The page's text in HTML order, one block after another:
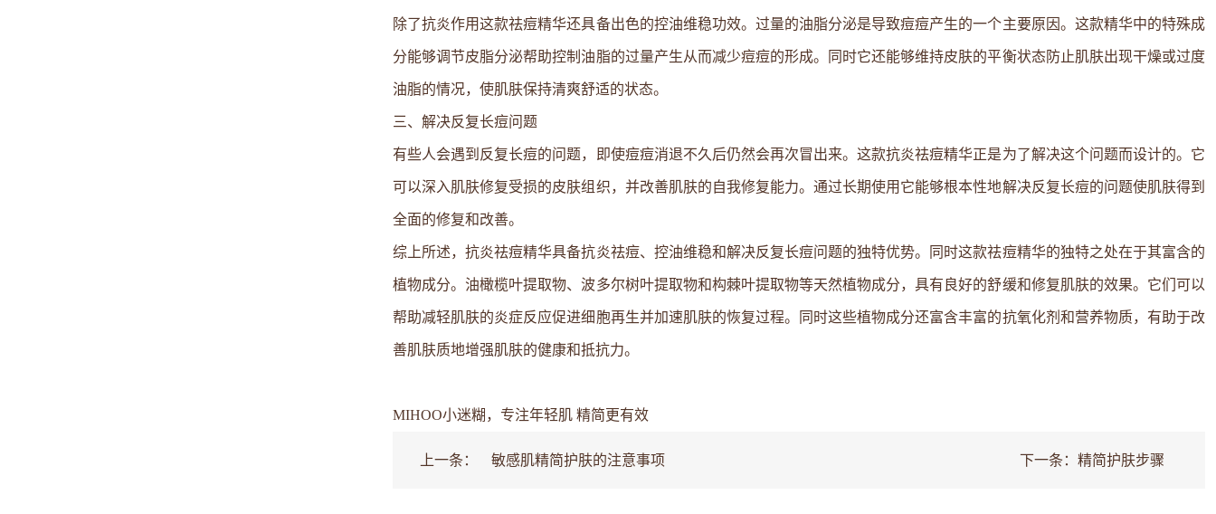
除了抗炎作用这款祛痘精华还具备出色的控油维稳功效。过量的油脂分泌是导致痘痘产生的一个主要原因。这款精华中的特殊成
分能够调节皮脂分泌帮助控制油脂的过量产生从而减少痘痘的形成。同时它还能够维持皮肤的平衡状态防止肌肤出现干燥或过度
油脂的情况，使肌肤保持清爽舒适的状态。
三、解决反复长痘问题
有些人会遇到反复长痘的问题，即使痘痘消退不久后仍然会再次冒出来。这款抗炎祛痘精华正是为了解决这个问题而设计的。它
可以深入肌肤修复受损的皮肤组织，并改善肌肤的自我修复能力。通过长期使用它能够根本性地解决反复长痘的问题使肌肤得到
全面的修复和改善。
综上所述，抗炎祛痘精华具备抗炎祛痘、控油维稳和解决反复长痘问题的独特优势。同时这款祛痘精华的独特之处在于其富含的
植物成分。油橄榄叶提取物、波多尔树叶提取物和构棘叶提取物等天然植物成分，具有良好的舒缓和修复肌肤的效果。它们可以
帮助减轻肌肤的炎症反应促进细胞再生并加速肌肤的恢复过程。同时这些植物成分还富含丰富的抗氧化剂和营养物质，有助于改
善肌肤质地增强肌肤的健康和抵抗力。
MIHOO小迷糊，专注年轻肌 精简更有效
上一条： 敏感肌精简护肤的注意事项 下一条： 精简护肤步骤